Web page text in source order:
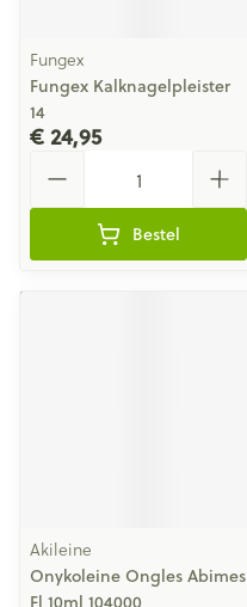
Fungex
Fungex Kalknagelpleister
14
€ 24,95
Bestel
Akileine
Onykoleine Ongles Abimes
Fl 10ml 104000